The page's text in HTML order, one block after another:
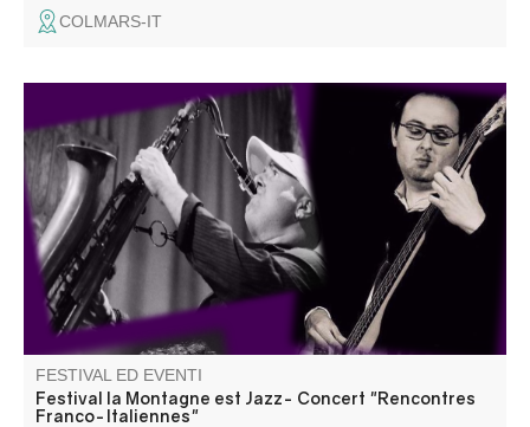
COLMARS-IT
Concert « Il suffit de passer le col », une rencontre entre
musiciens italiens et français qui n'ont pas l'habitude de
jouer ensemble. Information 06 18 07 14 29
FESTIVAL ED EVENTI
Festival la Montagne est Jazz- Concert "Rencontres
Franco-Italiennes"